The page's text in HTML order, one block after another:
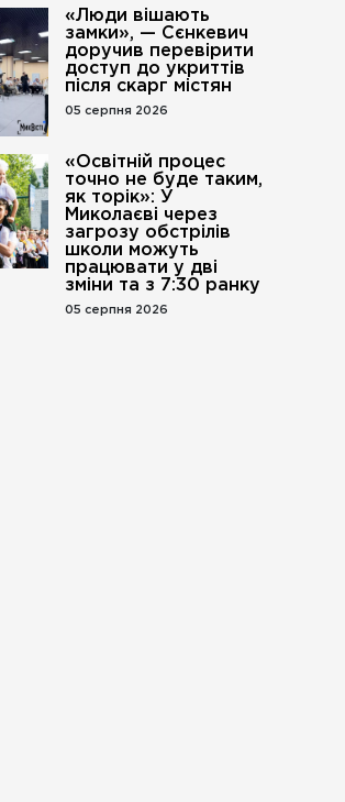
«Люди вішають
замки», — Сєнкевич
доручив перевірити
доступ до укриттів
після скарг містян
05 серпня 2026
«Освітній процес
точно не буде таким,
як торік»: У
Миколаєві через
загрозу обстрілів
школи можуть
працювати у дві
зміни та з 7:30 ранку
05 серпня 2026